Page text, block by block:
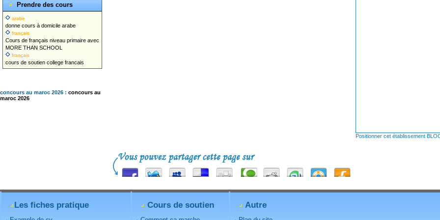
Prendre des cours
arabe
donne cours à domicile arabe
français
Cours de français niveau primaire avec
MORE THAN SCHOOL
français
cours de soutien college francais
concours au maroc 2026 : concours au
maroc 2026
Positionner cet établissement
Les fiches pratique Cours de soutien Autre